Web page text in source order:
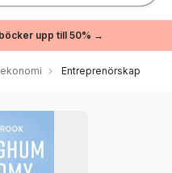
upp till 50% →
Entreprenörskap